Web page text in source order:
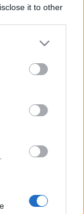
it to other
more Google
may click to
party tags to
below Google
14-én pedig